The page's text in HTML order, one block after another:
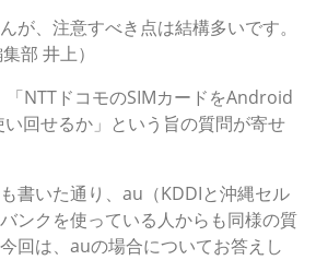
が、注意すべき点は結構多いです。
部 井上）
NTTドコモのSIMカードをAndroid
回せるか」という旨の質問が寄せ
書いた通り、au（KDDIと沖縄セル
ンクを使っている人からも同様の質
回は、auの場合についてお答えし